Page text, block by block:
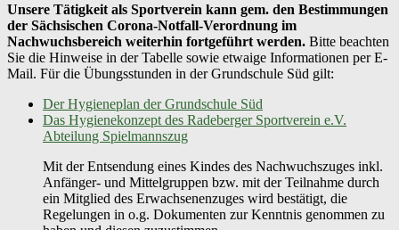
Unsere Tätigkeit als Sportverein kann gem. den Bestimmungen
der Sächsischen Corona-Notfall-Verordnung im
Nachwuchsbereich weiterhin fortgeführt werden. Bitte beachten
Sie die Hinweise in der Tabelle sowie etwaige Informationen per E-
Mail. Für die Übungsstunden in der Grundschule Süd gilt:
Der Hygieneplan der Grundschule Süd
Das Hygienekonzept des Radeberger Sportverein e.V.
Abteilung Spielmannszug
Mit der Entsendung eines Kindes des Nachwuchszuges inkl.
Anfänger- und Mittelgruppen bzw. mit der Teilnahme durch
ein Mitglied des Erwachsenenzuges wird bestätigt, die
Regelungen in o.g. Dokumenten zur Kenntnis genommen zu